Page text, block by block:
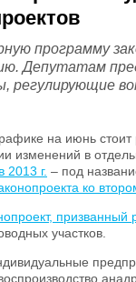
программу
Депутатам
регулирующие
на июнь стоит
изменений в
г. – под
ко
участков.